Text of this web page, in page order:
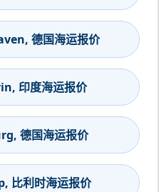
德国海运报价
印度海运报价
德国海运报价
比利时海运报价